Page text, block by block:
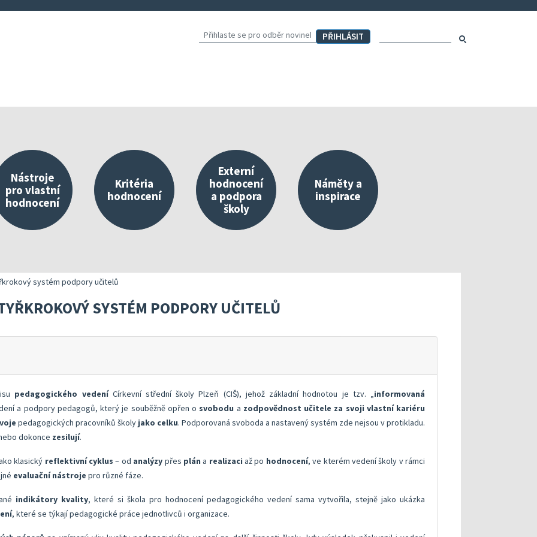
Hledat
a realizaci vlastního hodnocení
doporučení
Nástroje
pro vlastní
hodnocení
Správa autoevaluačních akcí v InspIS DATA
Nástroje mimo InspIS DATA
Aktivní škola – podpora pohybových aktivit školy
Kritéria
hodnocení
Oblasti kritérií hodnocení
Struktura zobrazených kritérií
Externí
hodnocení
a podpora
školy
Vybrané nástroje pro realizaci externího hodnocení
Náměty a
inspirace
Příklady inspirativní praxe
systém podpory učitelů
SYSTÉM PODPORY UČITELŮ
pedagogického vedení Církevní střední školy Plzeň (CIŠ), jehož základní hodnotou je tzv. „informovaná
a podpory pedagogů, který je souběžně opřen o svobodu a zodpovědnost učitele za svoji vlastní kariéru
pedagogických pracovníků školy jako celku. Podporovaná svoboda a nastavený systém zde nejsou v protikladu.
dokonce zesilují.
klasický reflektivní cyklus – od analýzy přes plán a realizaci až po hodnocení, ve kterém vedení školy v rámci
evaluační nástroje pro různé fáze.
indikátory kvality, které si škola pro hodnocení pedagogického vedení sama vytvořila, stejně jako ukázka
, které se týkají pedagogické práce jednotlivců i organizace.